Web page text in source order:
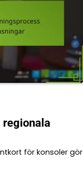
regionala
för konsoler gör